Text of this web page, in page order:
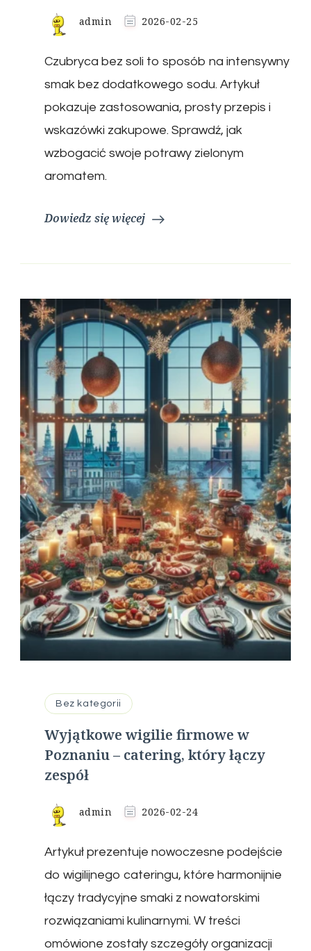
admin 2026-02-25
Czubryca bez soli to sposób na intensywny
smak bez dodatkowego sodu. Artykuł
pokazuje zastosowania, prosty przepis i
wskazówki zakupowe. Sprawdź, jak
wzbogacić swoje potrawy zielonym
aromatem.
Dowiedz się więcej
Bez kategorii
Wyjątkowe wigilie firmowe w
Poznaniu – catering, który łączy
zespół
admin 2026-02-24
Artykuł prezentuje nowoczesne podejście
do wigilijnego cateringu, które harmonijnie
łączy tradycyjne smaki z nowatorskimi
rozwiązaniami kulinarnymi. W treści
omówione zostały szczegóły organizacji